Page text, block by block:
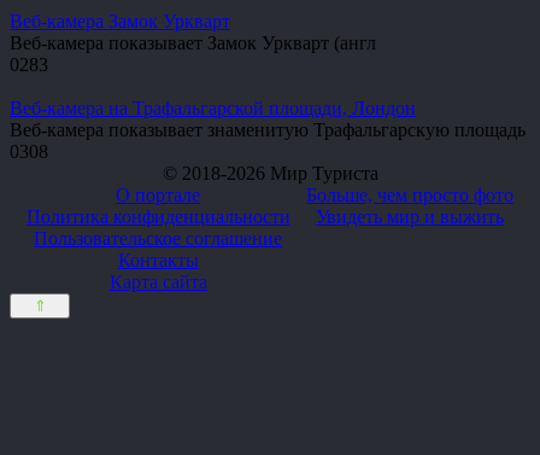
Веб-камера Замок Уркварт
Веб-камера показывает Замок Уркварт (англ
0283
Веб-камера на Трафальгарской площади, Лондон
Веб-камера показывает знаменитую Трафальгарскую площадь
0308
© 2018-2026 Мир Туриста
О портале
Политика конфиденциальности
Пользовательское соглашение
Контакты
Карта сайта
Больше, чем просто фото
Увидеть мир и выжить